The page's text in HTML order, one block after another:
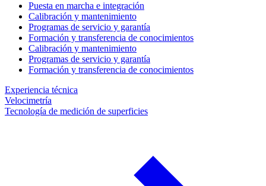
Puesta en marcha e integración
Calibración y mantenimiento
Programas de servicio y garantía
Formación y transferencia de conocimientos
Calibración y mantenimiento
Programas de servicio y garantía
Formación y transferencia de conocimientos
Experiencia técnica
Velocimetría
Tecnología de medición de superficies